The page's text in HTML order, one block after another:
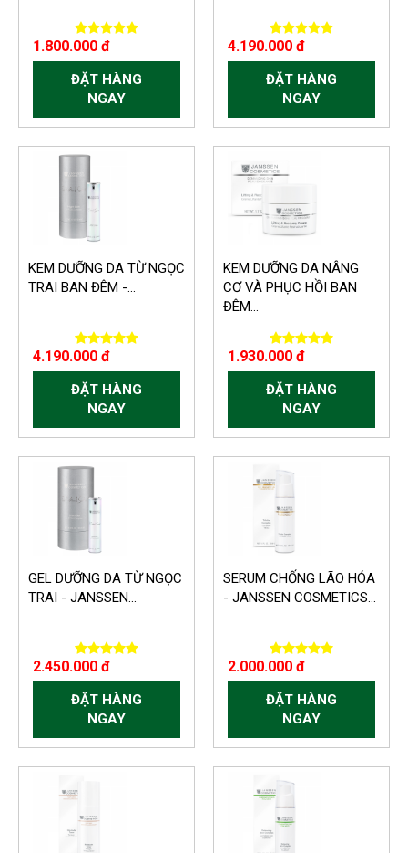
1.800.000 đ
ĐẶT HÀNG
NGAY
4.190.000 đ
ĐẶT HÀNG
NGAY
KEM DƯỠNG DA TỪ NGỌC
TRAI BAN ĐÊM -...
4.190.000 đ
ĐẶT HÀNG
NGAY
KEM DƯỠNG DA NÂNG
CƠ VÀ PHỤC HỒI BAN
ĐÊM...
1.930.000 đ
ĐẶT HÀNG
NGAY
GEL DƯỠNG DA TỪ NGỌC
TRAI - JANSSEN...
2.450.000 đ
ĐẶT HÀNG
NGAY
SERUM CHỐNG LÃO HÓA
- JANSSEN COSMETICS...
2.000.000 đ
ĐẶT HÀNG
NGAY